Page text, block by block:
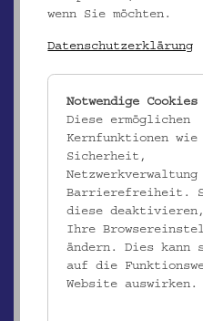
Ergebnisliste (2)
ÖMV/63.439
Spindel mit zwei Wirteln,
wenn Sie möchten.
Datenschutzerklärung
Notwendige Cookies
Diese ermöglichen
Kernfunktionen wie
Sicherheit,
Netzwerkverwaltung
Barrierefreiheit.
diese
Ihre
ändern. Dies kann
auf die
Website auswirken.